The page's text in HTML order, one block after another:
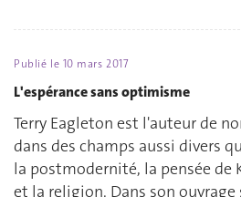
Publié le 10 mars 2017
L'espérance sans optimisme
Terry Eagleton est l'auteur de
dans des champs aussi divers
la postmodernité, la pensée de
et la religion. Dans son ouvrage